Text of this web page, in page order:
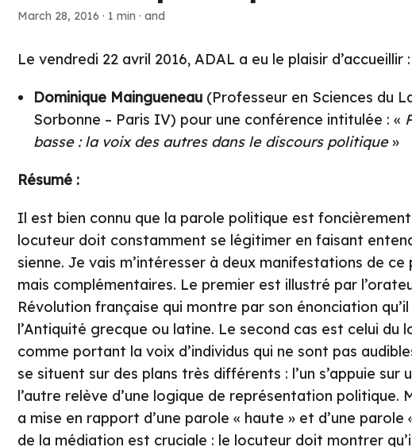
March 28, 2016 · 1 min · and
Le vendredi 22 avril 2016, ADAL a eu le plaisir d’accueillir :
Dominique Maingueneau (Professeur en Sciences du
Sorbonne – Paris IV) pour une conférence intitulée : «
basse : la voix des autres dans le discours politique»
Résumé :
Il est bien connu que la parole politique est
locuteur doit constamment se légitimer en faisant
sienne. Je vais m’intéresser à deux manifestations de
mais complémentaires. Le premier est illustré par
Révolution française qui montre par son énonciation
l’Antiquité grecque ou latine. Le second cas est celui du
comme portant la voix d’individus qui ne sont pas
se situent sur des plans très différents : l’un s’appuie sur
l’autre relève d’une logique de représentation politique.
a mise en rapport d’une parole « haute » et d’une parole
de la médiation est cruciale : le locuteur doit montrer